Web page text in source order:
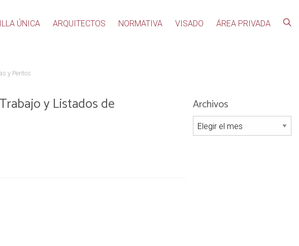
ÚNICA ARQUITECTOS NORMATIVA VISADO ÁREA PRIVADA
y Peritos
y Listados de
Archivos
Archivos